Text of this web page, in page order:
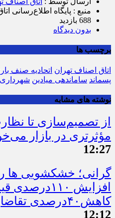
نویسنده : کیانی
منبع : پایگاه اطلاع‌رسانی
بدون دیدگاه
پسماند
ساماندهی میادین شهرداری
نوشته های مشابه
مؤثرتری در بازار
12:27
گرانی؛ خشکشویی‌ ها